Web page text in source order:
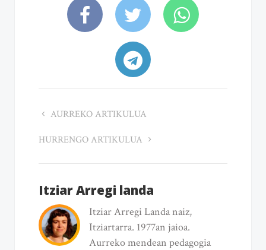
AURREKO ARTIKULUA
HURRENGO ARTIKULUA
Itziar Arregi landa
Itziar Arregi Landa naiz,
Itziartarra. 1977an jaioa.
Aurreko mendean pedagogia